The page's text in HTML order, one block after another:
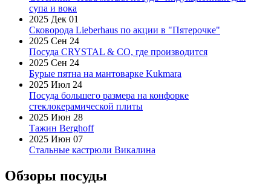
супа и вока
2025 Дек 01
Сковорода Lieberhaus по акции в "Пятерочке"
2025 Сен 24
Посуда CRYSTAL & CO, где производится
2025 Сен 24
Бурые пятна на мантоварке Kukmara
2025 Июл 24
Посуда большего размера на конфорке
стеклокерамической плиты
2025 Июн 28
Тажин Berghoff
2025 Июн 07
Стальные кастрюли Викалина
Обзоры посуды